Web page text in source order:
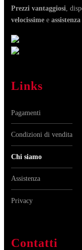
Prezzi vantaggiosi ,
velocissime e assistenza
Links
Pagamenti
Condizioni di vendita
Chi siamo
Assistenza
Privacy
Contatti